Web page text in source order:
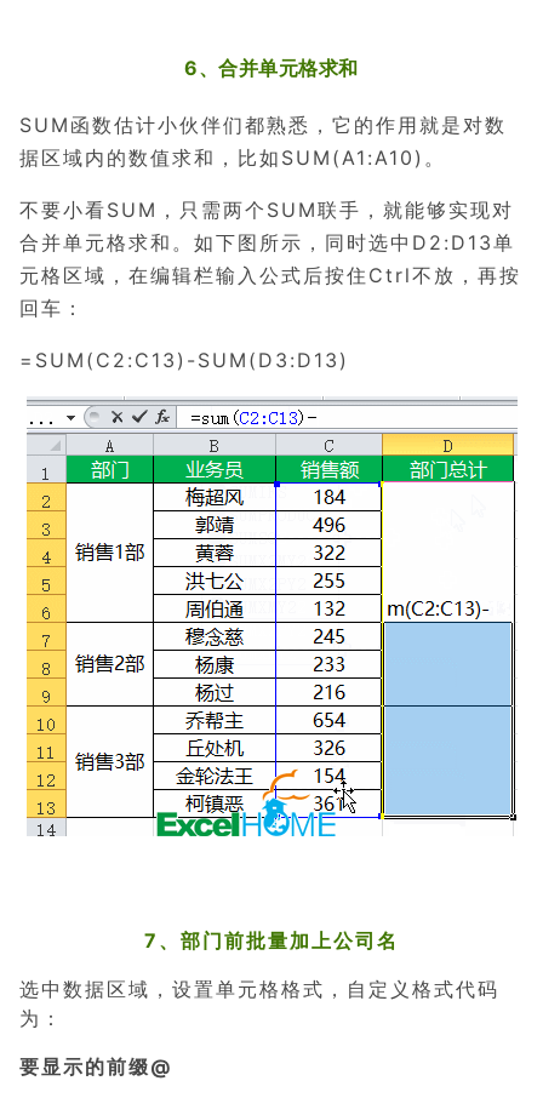
6、合并单元格求和
SUM函数估计小伙伴们都熟悉，它的作用就是对数
据区域内的数值求和，比如SUM(A1:A10)。
不要小看SUM，只需两个SUM联手，就能够实现对
合并单元格求和。如下图所示， 同时选中D2:D13单
元格区域，在编辑栏输入公式后按住Ctrl不放，再按
回车：
=SUM(C2:C13)-SUM(D3:D13)
7、部门前批量加上公司名
选中数据区域，设置单元格格式，自定义格式代码
为：
要显示的前缀@